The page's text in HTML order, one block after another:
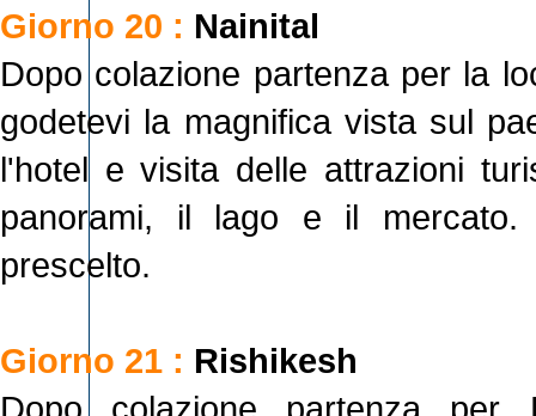
Giorno 20 : Nainital
Dopo colazione partenza per la
godetevi la magnifica vista sul
l'hotel e visita delle attrazioni
panorami, il lago e il mercato.
prescelto.
Giorno 21 : Rishikesh